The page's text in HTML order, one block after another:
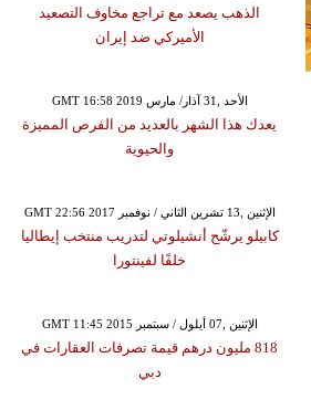
الذهب يصعد مع تراجع مخاوف التصعيد
الأميركي ضد إيران
GMT 16:58 2019 الأحد ,31 آذار/ مارس
يعدك هذا الشهر بالعديد من الفرص المميزة
والحيوية
GMT 22:56 2017 الإثنين ,13 تشرين الثاني / نوفمبر
كابيلو يرشّح أنشيلوتي لتدريب منتخب إيطاليا
خلفًا لفينتورا
GMT 11:45 2015 الإثنين ,07 أيلول / سبتمبر
818 مليون درهم قيمة تصرفات العقارات في
دبي